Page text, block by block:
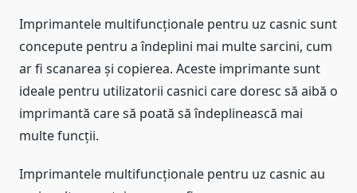
Imprimantele multifuncționale pentru uz casnic sunt
concepute pentru a îndeplini mai multe sarcini, cum
ar fi scanarea și copierea. Aceste imprimante sunt
ideale pentru utilizatorii casnici care doresc să aibă o
imprimantă care să poată să îndeplinească mai
multe funcții.
Imprimantele multifuncționale pentru uz casnic au